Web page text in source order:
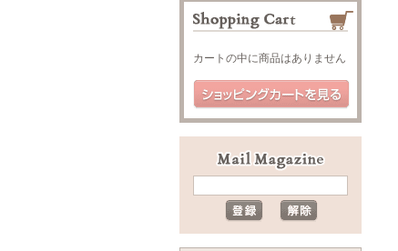
カートの中に商品はありません